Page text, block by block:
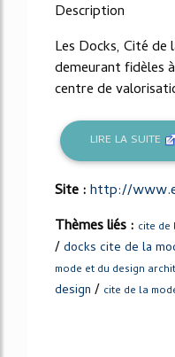
Description
Les Docks, Cité
demeurant fidèles
centre de
LIRE LA SUITE
Site :http://
Thèmes liés : cite de
/docks cite de la
mode et du design
design / cite de la